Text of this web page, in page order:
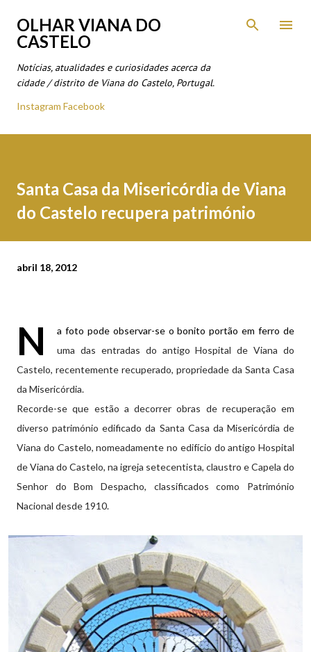
Avançar para o conteúdo principal
OLHAR VIANA DO
CASTELO
Notícias, atualidades e curiosidades acerca da
cidade / distrito de Viana do Castelo, Portugal.
Instagram Facebook
Santa Casa da Misericórdia de Viana
do Castelo recupera património
abril 18, 2012
N
a foto pode observar-se o bonito portão em ferro de
uma das entradas do antigo Hospital de Viana do
Castelo, recentemente recuperado, propriedade da Santa Casa
da Misericórdia.
Recorde-se que estão a decorrer obras de recuperação em
diverso património edificado da Santa Casa da Misericórdia de
Viana do Castelo, nomeadamente no edifício do antigo Hospital
de Viana do Castelo, na igreja setecentista, claustro e Capela do
Senhor do Bom Despacho, classificados como Património
Nacional desde 1910.